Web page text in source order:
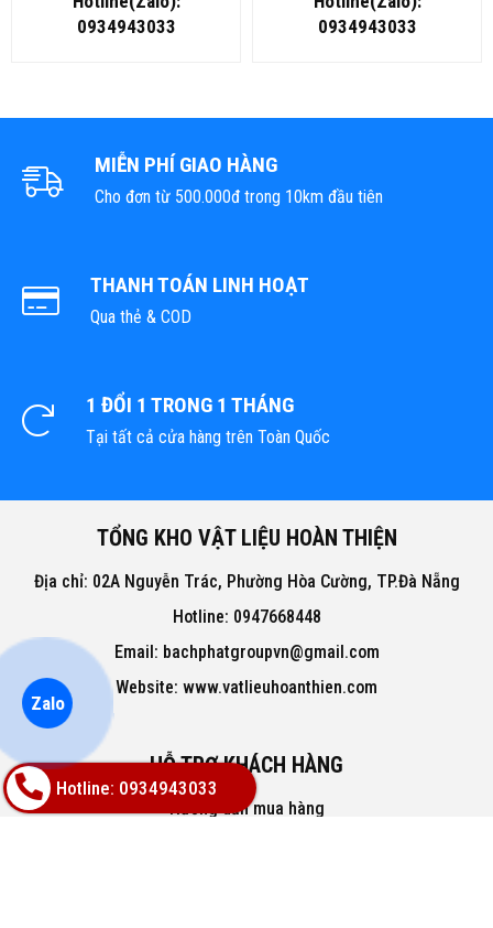
0934943033
0934943033
MIỄN PHÍ GIAO HÀNG
Cho đơn từ 500.000đ trong 10km đầu tiên
THANH TOÁN LINH HOẠT
Qua thẻ & COD
1 ĐỔI 1 TRONG 1 THÁNG
Tại tất cả cửa hàng trên Toàn Quốc
TỔNG KHO VẬT LIỆU HOÀN THIỆN
Địa chỉ: 02A Nguyễn Trác, Phường Hòa Cường, TP.Đà Nẵng
Hotline: 0947668448
Email: bachphatgroupvn@gmail.com
Website: www.vatlieuhoanthien.com
HỖ TRỢ KHÁCH HÀNG
Hướng dẫn mua hàng
Hotline: 0934943033
Zalo